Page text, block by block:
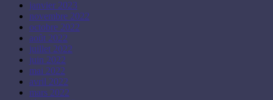
janvier 2023
novembre 2022
octobre 2022
août 2022
juillet 2022
juin 2022
mai 2022
avril 2022
mars 2022